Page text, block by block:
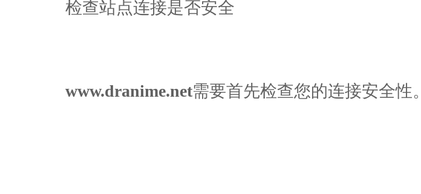
检查站点连接是否安全
www.dranime.net需要首先检查您的连接安全性。